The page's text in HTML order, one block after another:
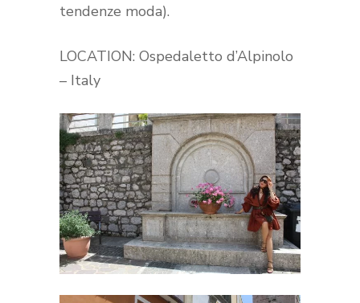
tendenze moda).
LOCATION: Ospedaletto d’Alpinolo
– Italy